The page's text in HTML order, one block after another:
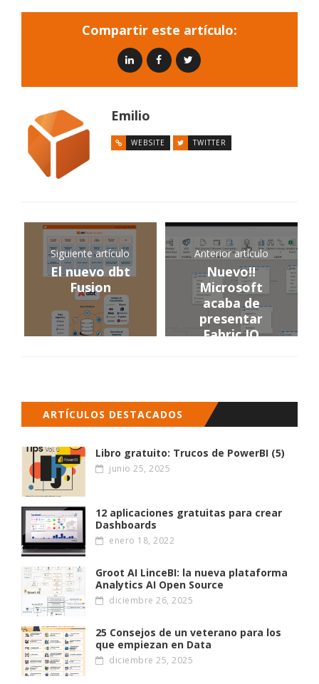
Compartir este artículo:
Emilio
WEBSITE TWITTER
Siguiente artículo
El nuevo dbt
Fusion
Anterior artículo
Nuevo!!
Microsoft
acaba de
presentar
Fabric IQ
ARTÍCULOS DESTACADOS
Libro gratuito: Trucos de PowerBI (5)
junio 25, 2025
12 aplicaciones gratuitas para crear
Dashboards
enero 18, 2022
Groot AI LinceBI: la nueva plataforma
Analytics AI Open Source
diciembre 26, 2025
25 Consejos de un veterano para los
que empiezan en Data
diciembre 25, 2025